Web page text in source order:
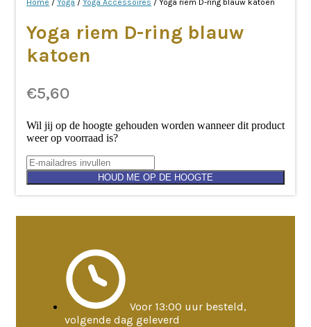
Home / Yoga / Yoga Accessoires / Yoga riem D-ring blauw katoen
Yoga riem D-ring blauw
katoen
€5,60
Wil jij op de hoogte gehouden worden wanneer dit product
weer op voorraad is?
HOUD ME OP DE HOOGTE
Voor 13:00 uur besteld,
volgende dag geleverd